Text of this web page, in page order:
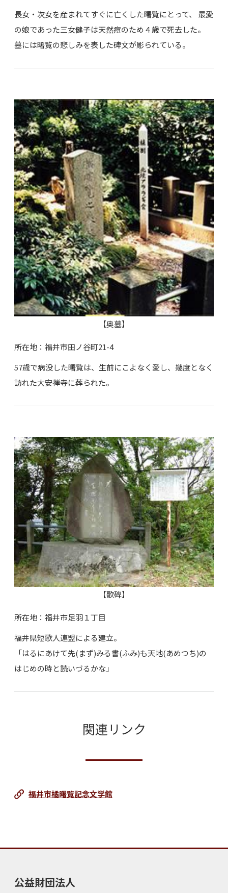
長女・次女を産まれてすぐに亡くした曙覧にとって、 最愛
の娘であった三女健子は天然痘のため４歳で死去した。
墓には曙覧の悲しみを表した碑文が彫られている。
【奥墓】
所在地：福井市田ノ谷町21-4
57歳で病没した曙覧は、生前にこよなく愛し、幾度となく
訪れた大安禅寺に葬られた。
【歌碑】
所在地：福井市足羽１丁目
福井県短歌人連盟による建立。
「はるにあけて先(まず)みる書(ふみ)も天地(あめつち)の
はじめの時と読いづるかな」
関連リンク
福井市橘曙覧記念文学館
公益財団法人